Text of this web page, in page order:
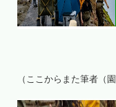
（ここからまた筆者（